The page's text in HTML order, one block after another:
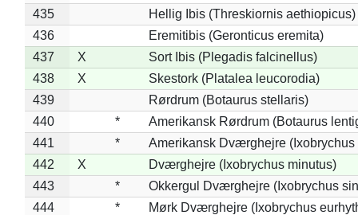
435
Hellig Ibis (Threskiornis aethiopicus)
436
Eremitibis (Geronticus eremita)
437
X
Sort Ibis (Plegadis falcinellus)
438
X
Skestork (Platalea leucorodia)
439
Rørdrum (Botaurus stellaris)
440
*
Amerikansk Rørdrum (Botaurus
441
*
Amerikansk Dværghejre (Ixobrychus
442
X
Dværghejre (Ixobrychus minutus)
443
*
Okkergul Dværghejre (Ixobrychus
444
*
Mørk Dværghejre (Ixobrychus